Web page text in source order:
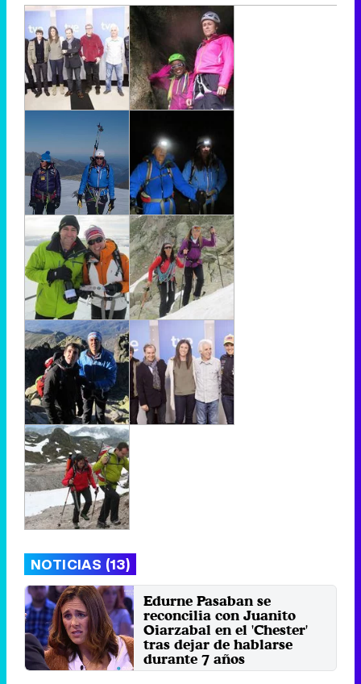
NOTICIAS (13)
Edurne Pasaban se
reconcilia con Juanito
Oiarzabal en el 'Chester'
tras dejar de hablarse
durante 7 años
Lunes 11 Diciembre 2017 01:25